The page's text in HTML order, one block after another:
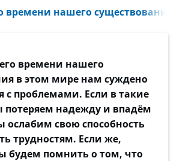
времени нашего
времени нашего
в этом мире нам суждено
с проблемами. Если в такие
надежду и впадём
свою способность
трудностям. Если же,
будем помнить о том, что